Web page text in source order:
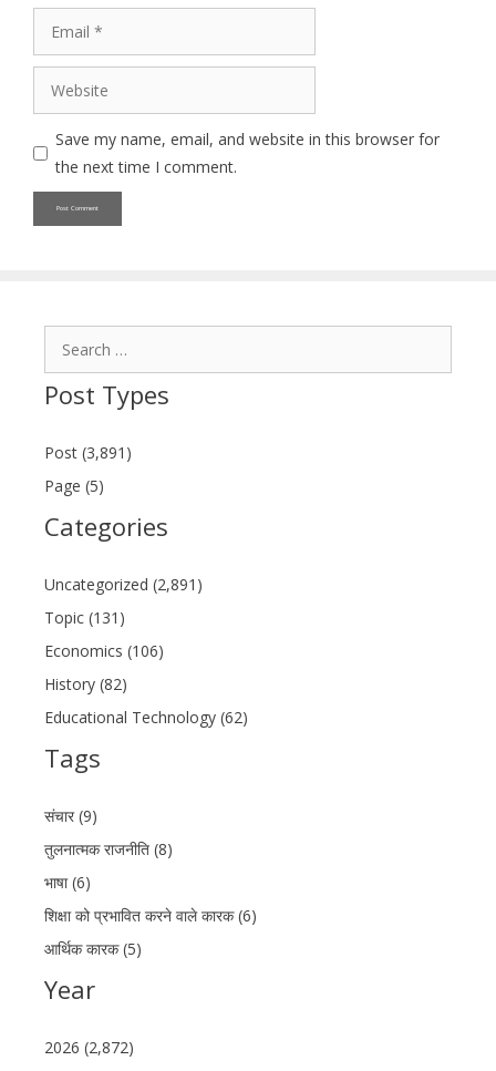
Website
Save my name, email, and website in this browser for
the next time I comment.
Post Types
Post (3,891)
Page (5)
Categories
Uncategorized (2,891)
Topic (131)
Economics (106)
History (82)
Educational Technology (62)
Tags
संचार (9)
तुलनात्मक राजनीति (8)
भाषा (6)
शिक्षा को प्रभावित करने वाले कारक (6)
आर्थिक कारक (5)
Year
2026 (2,872)